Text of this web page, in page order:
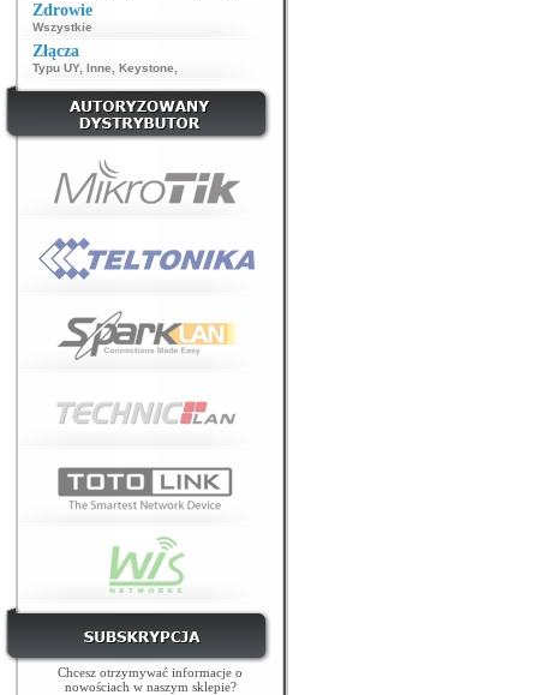
Zdrowie
Wszystkie
Złącza
Typu UY, Inne Keystone
Chcesz otrzymywać informacje o
nowościach w naszym sklepie?